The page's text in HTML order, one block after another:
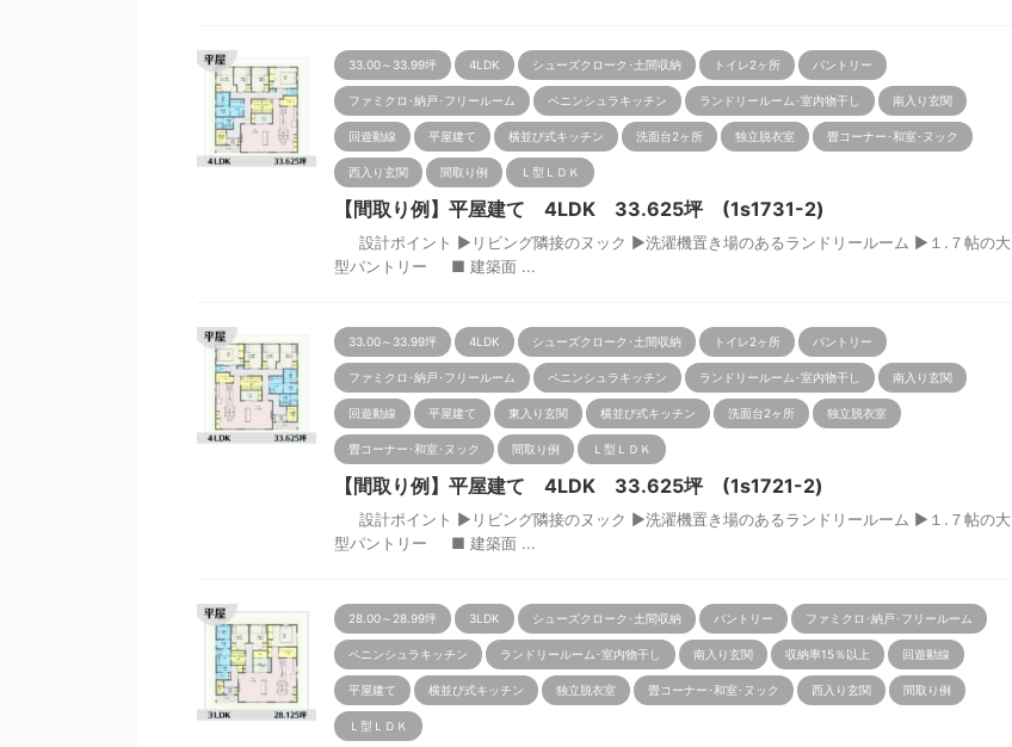
33.00～33.99坪 4LDK シューズクローク･土間収納 トイレ2ヶ所 パントリー
ファミクロ･納戸･フリールーム ペニンシュラキッチン ランドリールーム･室内物干し 南入り玄関
回遊動線 平屋建て 横並び式キッチン 洗面台2ヶ所 独立脱衣室 畳コーナー･和室･ヌック
西入り玄関 間取り例 Ｌ型ＬＤＫ
【間取り例】平屋建て 4LDK 33.625坪 (1s1731-2)
設計ポイント ▶リビング隣接のヌック ▶洗濯機置き場のあるランドリールーム ▶１.７帖の大
型パントリー ■ 建築面 ...
33.00～33.99坪 4LDK シューズクローク･土間収納 トイレ2ヶ所 パントリー
ファミクロ･納戸･フリールーム ペニンシュラキッチン ランドリールーム･室内物干し 南入り玄関
回遊動線 平屋建て 東入り玄関 横並び式キッチン 洗面台2ヶ所 独立脱衣室
畳コーナー･和室･ヌック 間取り例 Ｌ型ＬＤＫ
【間取り例】平屋建て 4LDK 33.625坪 (1s1721-2)
設計ポイント ▶リビング隣接のヌック ▶洗濯機置き場のあるランドリールーム ▶１.７帖の大
型パントリー ■ 建築面 ...
28.00～28.99坪 3LDK シューズクローク･土間収納 パントリー ファミクロ･納戸･フリールーム
ペニンシュラキッチン ランドリールーム･室内物干し 南入り玄関 収納率15％以上 回遊動線
平屋建て 横並び式キッチン 独立脱衣室 畳コーナー･和室･ヌック 西入り玄関 間取り例
Ｌ型ＬＤＫ